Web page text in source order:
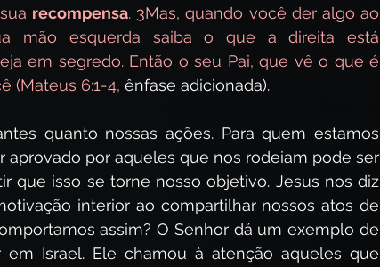
recompensa. 3Mas, quando você der algo ao
mão esquerda saiba o que a direita está
em segredo. Então o seu Pai, que vê o que é
(Mateus 6:1-4, ênfase adicionada).
quanto nossas ações. Para quem estamos
aprovado por aqueles que nos rodeiam pode ser
que isso se torne nosso objetivo. Jesus nos diz
interior ao compartilhar nossos atos de
assim? O Senhor dá um exemplo de
Israel. Ele chamou à atenção aqueles que